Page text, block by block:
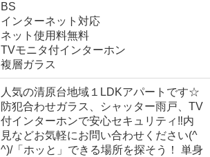
BS
インターネット対応
ネット使用料無料
TVモニタ付インターホン
複層ガラス
人気の清原台地域１LDKアパートです☆
防犯合わせガラス、シャッター雨戸、TV
付インターホンで安心セキュリティ‼内
見などお気軽にお問い合わせください(^
^)/「ホッと」できる場所を探そう！ 単身